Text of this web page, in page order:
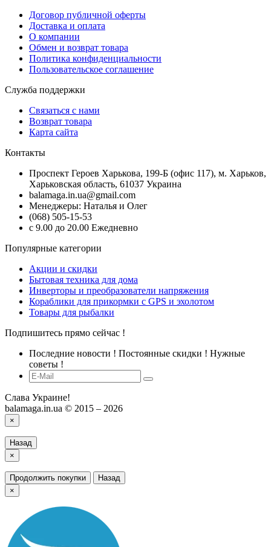
Договор публичной оферты
Доставка и оплата
О компании
Обмен и возврат товара
Политика конфиденциальности
Пользовательское соглашение
Служба поддержки
Связаться с нами
Возврат товара
Карта сайта
Контакты
Проспект Героев Харькова, 199-Б (офис 117), м. Харьков,
Харьковская область, 61037 Украина
balamaga.in.ua@gmail.com
Менеджеры: Наталья и Олег
(068) 505-15-53
с 9.00 до 20.00 Ежедневно
Популярные категории
Акции и скидки
Бытовая техника для дома
Инверторы и преобразователи напряжения
Кораблики для прикормки с GPS и эхолотом
Товары для рыбалки
Подпишитесь прямо сейчас !
Последние новости ! Постоянные скидки ! Нужные
советы !
Слава Украине!
balamaga.in.ua © 2015 – 2026
×
Назад
×
Продолжить покупки
Назад
×